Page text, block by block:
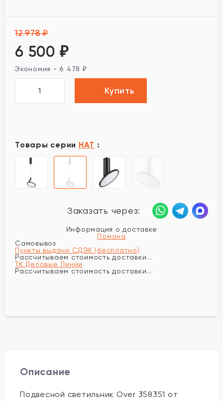
12 978₽
6 500 ₽
Экономия -6 478 ₽
Купить
Товары серии HAT :
Заказать через:
Информация о доставке
Помона
Самовывоз
Пункты выдачи СДЭК (бесплатно)
Рассчитываем стоимость доставки...
ТК Деловые Линии
Рассчитываем стоимость доставки...
Описание
Подвесной светильник Over 358351 от